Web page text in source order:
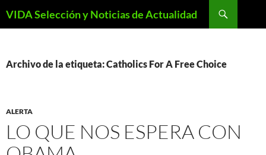
VIDA Selección y Noticias de Actualidad
Archivo de la etiqueta: Catholics For A Free Choice
ALERTA
LO QUE NOS ESPERA CON